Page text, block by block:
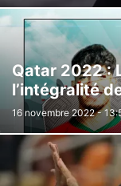
Qatar 2022 :
l’intégralité
16 novembre 2022 -